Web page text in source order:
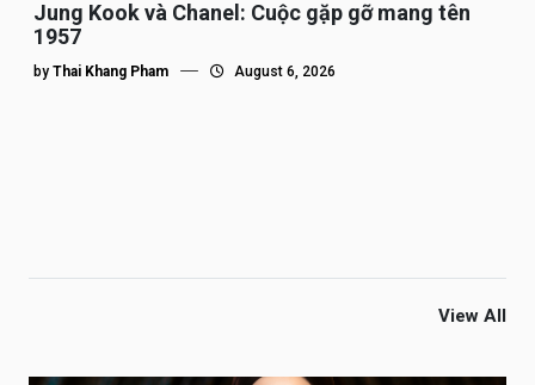
Jung Kook và Chanel: Cuộc gặp gỡ mang tên
1957
by Thai Khang Pham August 6, 2026
View All